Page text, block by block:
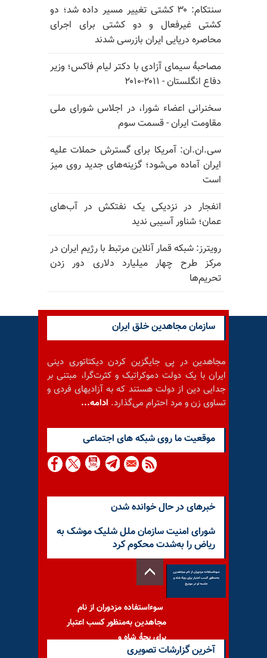
سنتکام: ۳۰ کشتی تغییر مسیر داده شد؛ دو
کشتی غیرفعال و دو کشتی برای اجرای
محاصره دریایی ایران بازرسی شدند
مصاحبهٔ سیمای آزادی با دکتر لیام فاکس؛ وزیر
دفاع انگلستان - ۲۰۱۱-۲۰۱۰
سخنرانی اعضاء شورا، در اجلاس شورای ملی
مقاومت ایران - قسمت سوم
سی.ان.ان: آمریکا برای گسترش حملات علیه
ایران آماده می‌شود؛ گزینه‌های جدید روی میز
است
انفجار در نزدیکی یک نفتکش در آب‌های
عمان؛ شناور آسیبی ندید
رویترز: شبکه قمار آنلاین مرتبط با رژیم ایران در
مرکز طرح چهار میلیارد دلاری دور زدن
تحریم‌ها
سازمان مجاهدین خلق ایران
مجاهدین در پی جایگزین کردن دیکتاتوری دینی
ایران با یک دولت دموکراتیک و کثرت‌گرا، مبتنی بر
جدایی دین از دولت هستند که به آزادیهای فردی و
تساوی زن و مرد احترام می‌گذارد. ادامه...
موقعيت ما روى شبكه هاى اجتماعى
خبرهای در حال خوانده شدن
شورای امنیت سازمان ملل شلیک موشک به
ریاض را به‌شدت محکوم کرد
سوءاستفاده مزدوران از نام
مجاهدین به‌منظور کسب اعتبار
برای بچهٔ شاه و
آخرین گزارشات تصویری